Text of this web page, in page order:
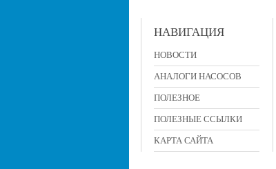
НАВИГАЦИЯ
НОВОСТИ
АНАЛОГИ НАСОСОВ
ПОЛЕЗНОЕ
ПОЛЕЗНЫЕ ССЫЛКИ
КАРТА САЙТА